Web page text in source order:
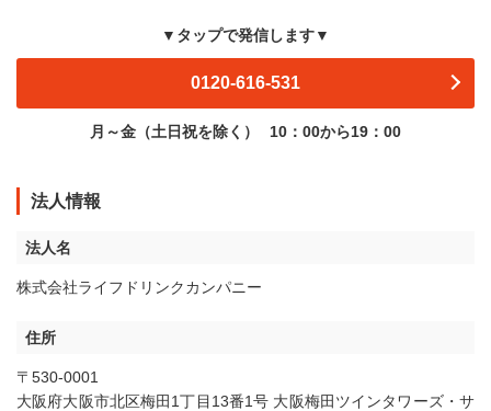
▼タップで発信します▼
0120-616-531
月～金（土日祝を除く） 10：00から19：00
法人情報
法人名
株式会社ライフドリンクカンパニー
住所
〒530-0001
大阪府大阪市北区梅田1丁目13番1号 大阪梅田ツインタワーズ・サ